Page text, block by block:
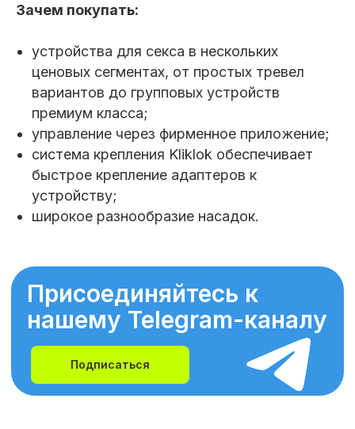
Зачем покупать:
устройства для секса в нескольких
ценовых сегментах, от простых тревел
вариантов до групповых устройств
премиум класса;
управление через фирменное приложение;
система крепления Kliklok обеспечивает
быстрое крепление адаптеров к
устройству;
широкое разнообразие насадок.
Присоединяйтесь к
нашему Telegram-каналу
Подписаться